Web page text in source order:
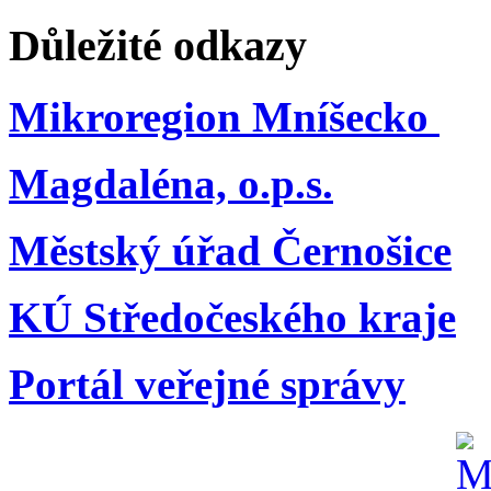
Důležité odkazy
Mikroregion Mníšecko
Magdaléna, o.p.s.
Městský úřad Černošice
KÚ Středočeského kraje
Portál veřejné správy